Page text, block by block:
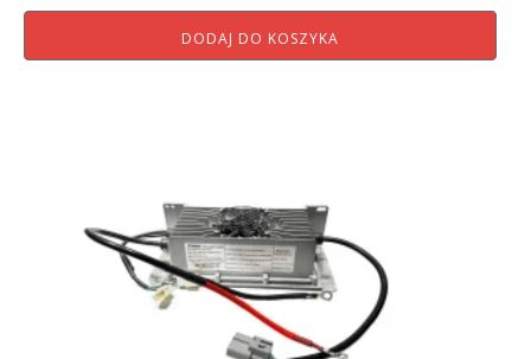
DODAJ DO KOSZYKA